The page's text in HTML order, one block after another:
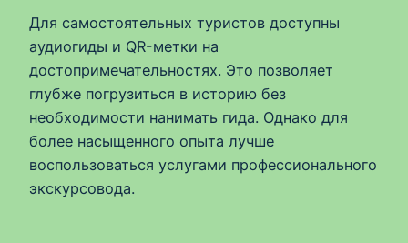
Для самостоятельных туристов доступны
аудиогиды и QR-метки на
достопримечательностях. Это позволяет
глубже погрузиться в историю без
необходимости нанимать гида. Однако для
более насыщенного опыта лучше
воспользоваться услугами профессионального
экскурсовода.